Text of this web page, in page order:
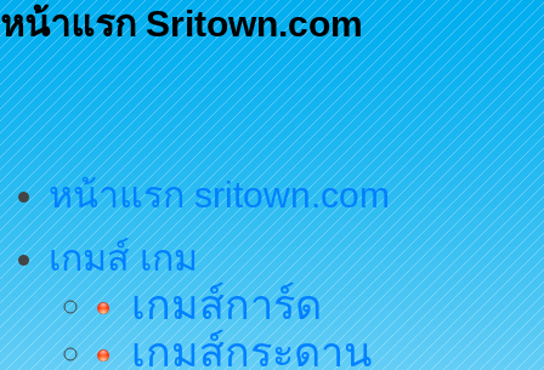
หน้าแรก Sritown.com
หน้าแรก sritown.com
เกมส์ เกม
เกมส์การ์ด
เกมส์กระดาน